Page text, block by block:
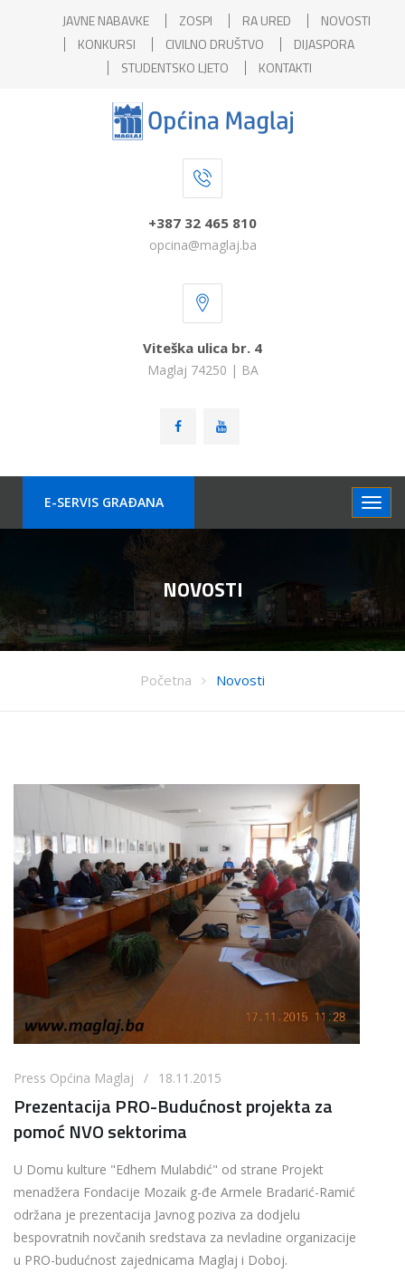
JAVNE NABAVKE ZOSPI RA URED
NOVOSTI
KONKURSI
CIVILNO DRUŠTVO
DIJASPORA
STUDENTSKO LJETO
KONTAKTI
+387 32 465 810
opcina@maglaj.ba
Viteška ulica br. 4
Maglaj 74250 | BA
E-SERVIS GRAÐANA
NOVOSTI
Početna Novosti
Press Općina Maglaj / 18.11.2015
Prezentacija PRO-Budućnost projekta za
pomoć NVO sektorima
U Domu kulture "Edhem Mulabdić" od strane Projekt
menadžera Fondacije Mozaik g-đe Armele Bradarić-Ramić
održana je prezentacija Javnog poziva za dodjelu
bespovratnih novčanih sredstava za nevladine organizacije
u PRO-budućnost zajednicama Maglaj i Doboj.